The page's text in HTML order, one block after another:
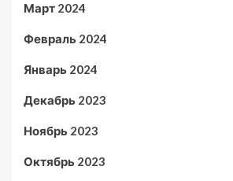
Март 2024
Февраль 2024
Январь 2024
Декабрь 2023
Ноябрь 2023
Октябрь 2023